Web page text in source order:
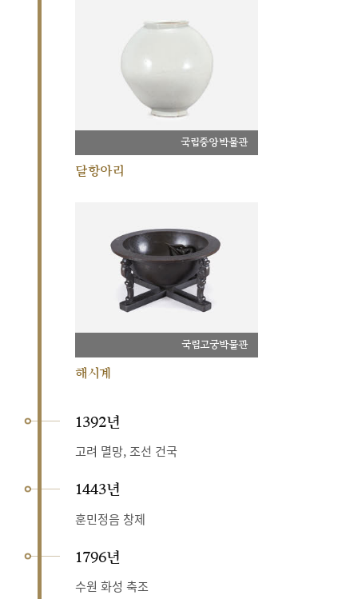
국립중앙박물관
달항아리
국립고궁박물관
해시계
1392년
고려 멸망, 조선 건국
1443년
훈민정음 창제
1796년
수원 화성 축조